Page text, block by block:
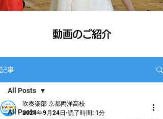
​動画のご紹介
記事
All Posts
All Posts
吹奏楽部 京都両洋高校
2024年9月24日 読了時間: 1分